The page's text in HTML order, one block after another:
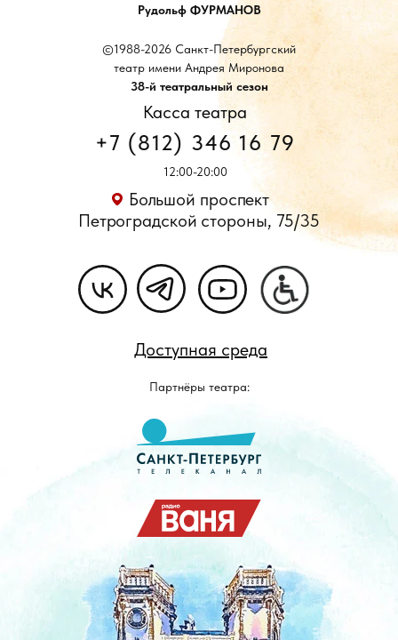
12:00-20:00
+7 (812) 346 16 79
©1988-2026 Санкт-Петербургский
театр имени Андрея Миронова
38-й театральный сезон
Рудольф ФУРМАНОВ
Большой проспект
Петроградской стороны, 75/35
Партнёры театра:
Касса театра
Доступная среда